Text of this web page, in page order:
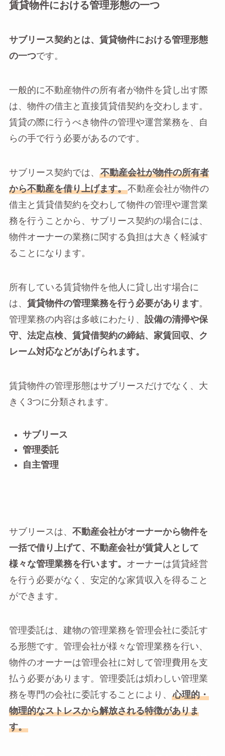
賃貸物件における管理形態の一つ
サブリース契約とは、賃貸物件における管理形態
の一つです。
一般的に不動産物件の所有者が物件を貸し出す際
は、物件の借主と直接賃貸借契約を交わします。
賃貸の際に行うべき物件の管理や運営業務を、自
らの手で行う必要があるのです。
サブリース契約では、
不動産会社が物件の所有者
から不動産を借り上げます。不動産会社が物件の
借主と賃貸借契約を交わして物件の管理や運営業
務を行うことから、サブリース契約の場合には、
物件オーナーの業務に関する負担は大きく軽減す
ることになります。
所有している賃貸物件を他人に貸し出す場合に
は、 賃貸物件の管理業務を行う必要があります。
管理業務の内容は多岐にわたり、 設備の清掃や保
守、法定点検、賃貸借契約の締結、家賃回収、ク
レーム対応などがあげられます。
賃貸物件の管理形態はサブリースだけでなく、大
きく3つに分類されます。
サブリース
管理委託
自主管理
サブリースは、 不動産会社がオーナーから物件を
一括で借り上げて、不動産会社が賃貸人として
様々な管理業務を行います。 オーナーは賃貸経営
を行う必要がなく、安定的な家賃収入を得ること
ができます。
管理委託は、建物の管理業務を管理会社に委託す
る形態です。管理会社が様々な管理業務を行い、
物件のオーナーは管理会社に対して管理費用を支
払う必要があります。管理委託は煩わしい管理業
務を専門の会社に委託することにより、
心理的・
物理的なストレスから解放される特徴がありま
す。